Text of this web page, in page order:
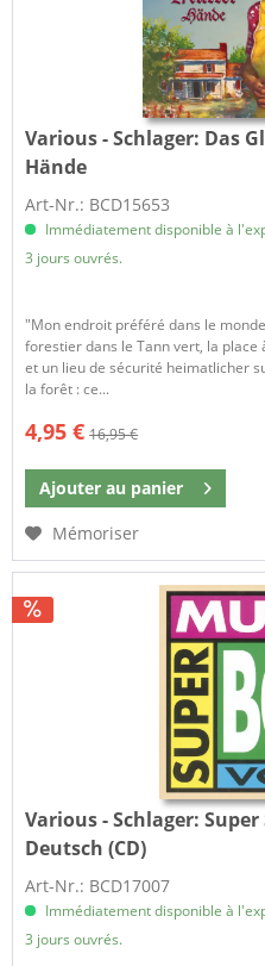
Various - Schlager: Das
Hände
Art-Nr.: BCD15653
Immédiatement disponible à
3 jours ouvrés.
"Mon endroit préféré dans le
forestier dans le Tann vert, la
et un lieu de sécurité heimatlicher
la forêt : ce...
4,95 € 16,95 €
Ajouter au panier
Mémoriser
Various - Schlager: Super
Deutsch (CD)
Art-Nr.: BCD17007
Immédiatement disponible à
3 jours ouvrés.